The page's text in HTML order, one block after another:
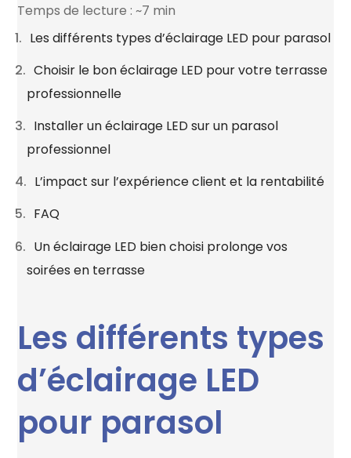
Temps de lecture : ~7 min
Les différents types d’éclairage LED pour parasol
Choisir le bon éclairage LED pour votre terrasse
professionnelle
Installer un éclairage LED sur un parasol
professionnel
L’impact sur l’expérience client et la rentabilité
FAQ
Un éclairage LED bien choisi prolonge vos
soirées en terrasse
Les différents types
d’éclairage LED
pour parasol